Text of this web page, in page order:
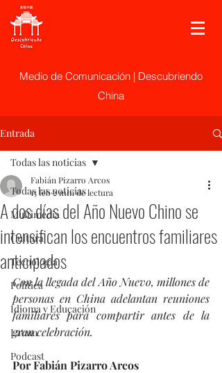
Medio de Comunicación | Descubriendo
China
Entrada
Todas las noticias
Multimedia
Cultura
Tecnología
Politica
Idioma y Educación
Latam
Podcast
Todas las noticias
A dos días del Año Nuevo Chino se
intensifican los encuentros familiares
anticipados
Fabián Pizarro Arcos
15 feb2 min de lectura
Con la llegada del Año Nuevo, millones de
personas en China adelantan reuniones
familiares para compartir antes de la
gran celebración.
Por Fabián Pizarro Arcos